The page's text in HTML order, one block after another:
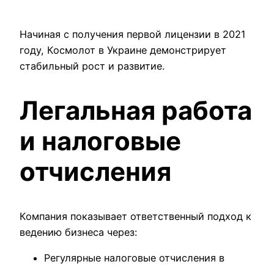
Начиная с получения первой лицензии в 2021
году, Космолот в Украине демонстрирует
стабильный рост и развитие.
Легальная работа
и налоговые
отчисления
Компания показывает ответственный подход к
ведению бизнеса через:
Регулярные налоговые отчисления в